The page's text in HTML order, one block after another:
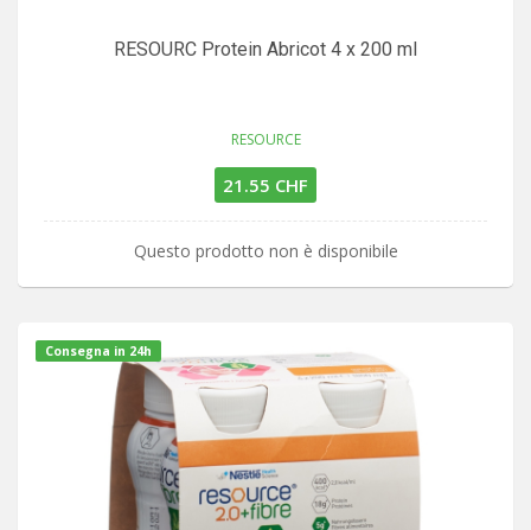
RESOURC Protein Abricot 4 x 200 ml
RESOURCE
21.55 CHF
Questo prodotto non è disponibile
Consegna in 24h